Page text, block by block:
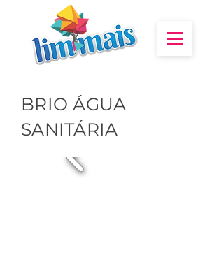
BRIO ÁGUA
SANITÁRIA